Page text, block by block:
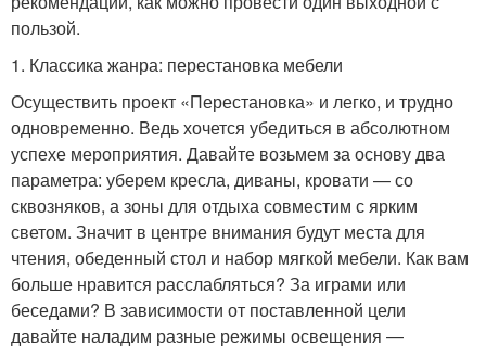
пользой.
1. Классика жанра: перестановка мебели
Осуществить проект «Перестановка» и легко, и трудно
одновременно. Ведь хочется убедиться в абсолютном
успехе мероприятия. Давайте возьмем за основу два
параметра: уберем кресла, диваны, кровати — со
сквозняков, а зоны для отдыха совместим с ярким
светом. Значит в центре внимания будут места для
чтения, обеденный стол и набор мягкой мебели. Как вам
больше нравится расслабляться? За играми или
беседами? В зависимости от поставленной цели
давайте наладим разные режимы освещения —